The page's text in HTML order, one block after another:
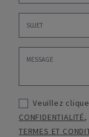
Veuillez
CONFIDENTIALITÉ,
TERMES ET